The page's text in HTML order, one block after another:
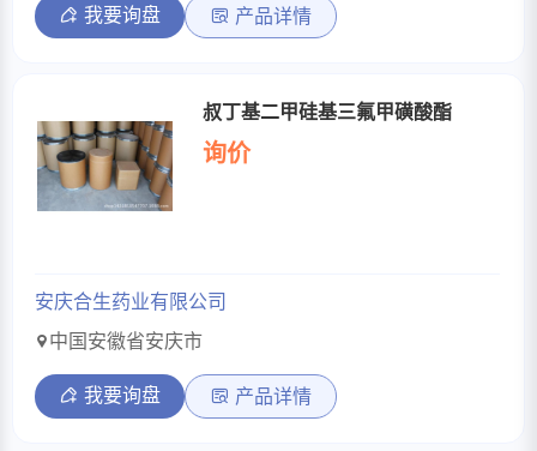
我要询盘 产品详情
叔丁基二甲硅基三氟甲磺酸酯
询价
安庆合生药业有限公司
中国安徽省安庆市
我要询盘 产品详情